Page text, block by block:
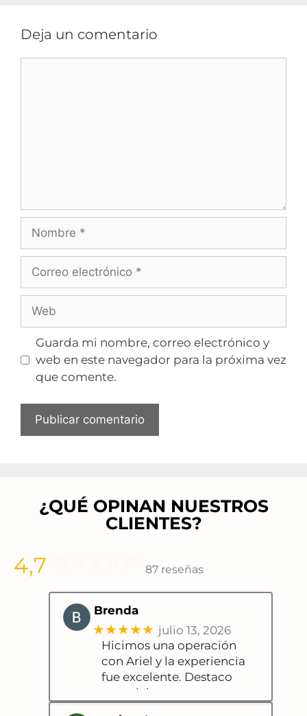
Deja un comentario
Guarda mi nombre, correo electrónico y
web en este navegador para la próxima vez
que comente.
¿QUÉ OPINAN NUESTROS
CLIENTES?
4,7 87 reseñas
Brenda
★★★★★ julio 13, 2026
Hicimos una operación
con Ariel y la experiencia
fue excelente. Destaco
especialmente